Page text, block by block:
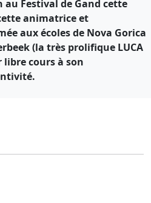
Festival de Gand cette
animatrice et
aux écoles de Nova Gorica
(la très prolifique LUCA
libre cours à son